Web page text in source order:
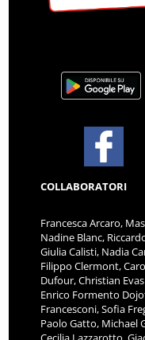
COLLABORATORI
Francesca Arcaro,
Nadine Blanc,
Giulia Calisti, Nadia
Filippo Clermont,
Dufour, Christian
Enrico Formento
Francesconi, Sofia
Paolo Gatto, Michael